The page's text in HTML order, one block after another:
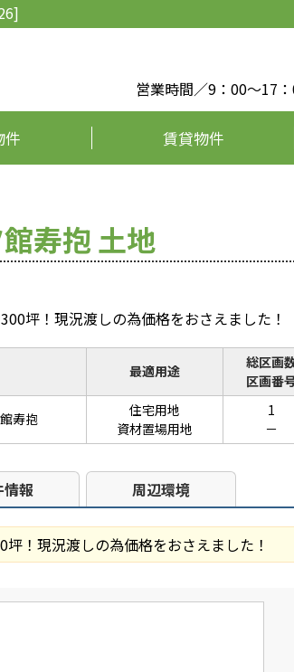
営業時間／9：00～17
件 賃貸物件
寿抱 土地
坪！現況渡しの為価格をおさえました！
最適用途
総区画
区画番
寿抱
住宅用地
資材置場用地
1
－
情報 周辺環境
！現況渡しの為価格をおさえました！